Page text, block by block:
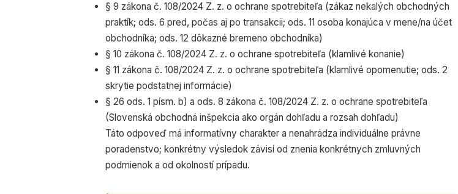
§ 9 zákona č. 108/2024 Z. z. o ochrane spotrebiteľa (zákaz nekalých obchodných
praktík; ods. 6 pred, počas aj po transakcii; ods. 11 osoba konajúca v mene/na účet
obchodníka; ods. 12 dôkazné bremeno obchodníka)
§ 10 zákona č. 108/2024 Z. z. o ochrane spotrebiteľa (klamlivé konanie)
§ 11 zákona č. 108/2024 Z. z. o ochrane spotrebiteľa (klamlivé opomenutie; ods. 2
skrytie podstatnej informácie)
§ 26 ods. 1 písm. b) a ods. 8 zákona č. 108/2024 Z. z. o ochrane spotrebiteľa
(Slovenská obchodná inšpekcia ako orgán dohľadu a rozsah dohľadu)
Táto odpoveď má informatívny charakter a nenahrádza individuálne právne
poradenstvo; konkrétny výsledok závisí od znenia konkrétnych zmluvných
podmienok a od okolností prípadu.